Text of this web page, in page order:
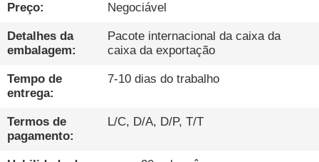
CONTROLE
DA
QUALIDADE
CONTACTE-
NOS
Preço: Negociável
Detalhes da
embalagem:
Pacote internacional da caixa da
caixa da exportação
Tempo de
entrega:
7-10 dias do trabalho
Termos de
pagamento:
L/C, D/A, D/P, T/T